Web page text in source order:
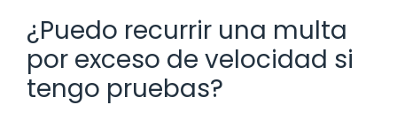
¿Puedo recurrir una multa
por exceso de velocidad si
tengo pruebas?